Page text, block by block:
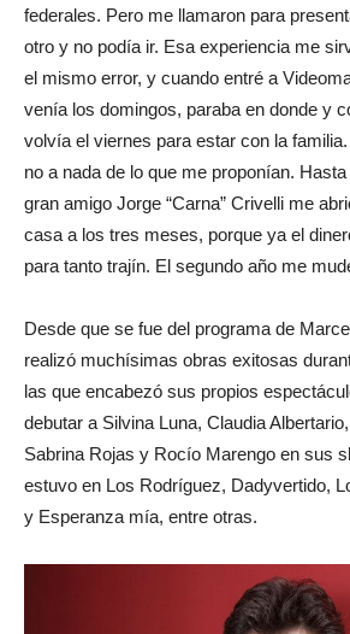
federales. Pero me llamaron para
otro y no podía ir. Esa experiencia me
el mismo error, y cuando entré a
venía los domingos, paraba en donde y
volvía el viernes para estar con la
no a nada de lo que me proponían.
gran amigo Jorge “Carna” Crivelli me
casa a los tres meses, porque ya el
para tanto trajín. El segundo año me
Desde que se fue del programa de
realizó muchísimas obras exitosas
las que encabezó sus propios
debutar a Silvina Luna, Claudia
Sabrina Rojas y Rocío Marengo en sus
estuvo en Los Rodríguez, Dadyvertido,
y Esperanza mía, entre otras.